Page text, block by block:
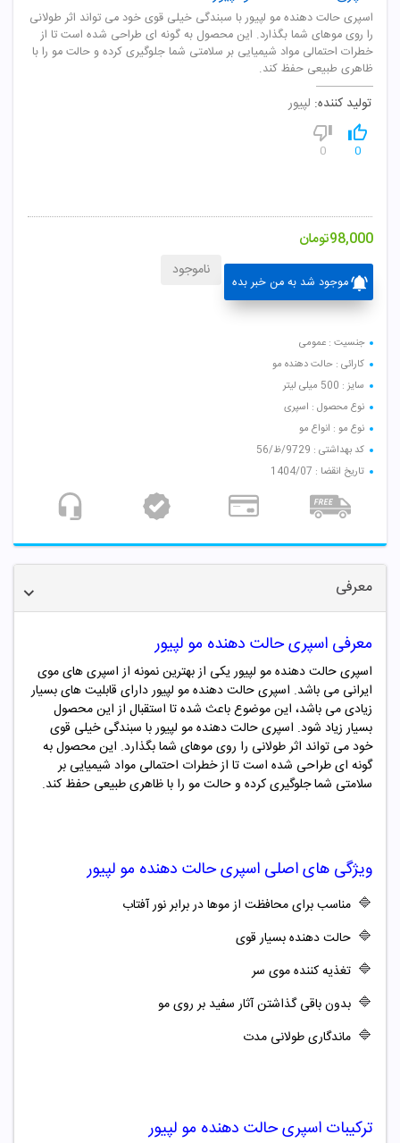
اسپری حالت دهنده مو لپیور با سبندگی خیلی قوی خود می تواند اثر طولانی
را روی موهای شما بگذارد. این محصول به گونه ای طراحی شده است تا از
خطرات احتمالی مواد شیمیایی بر سلامتی شما جلوگیری کرده و حالت مو را با
ظاهری طبیعی حفظ کند.
تولید کننده: لپیور
0
0
98,000تومان
موجود شد به من خبر بده
ناموجود
جنسیت : عمومی
کارائی : حالت دهنده مو
سایز : 500 میلی لیتر
نوع محصول : اسپری
نوع مو : انواع مو
کد بهداشتی : 9729/ظ/56
تاریخ انقضا : 1404/07
معرفی
معرفی اسپری حالت دهنده مو لپیور
اسپری حالت دهنده مو لپیور یکی از بهترین نمونه از اسپری های موی
ایرانی می باشد. اسپری حالت دهنده مو لپیوردارای قابلیت های بسیار
زیادی می باشد، این موضوع باعث شده تا استقبال از این محصول
بسیار زیاد شود. اسپری حالت دهنده مو لپیور با سبندگی خیلی قوی
خود می تواند اثر طولانی را روی موهای شما بگذارد. این محصول به
گونه ای طراحی شده است تا از خطرات احتمالی مواد شیمیایی بر
سلامتی شما جلوگیری کرده و حالت مو را با ظاهری طبیعی حفظ کند.
ویژگی های اصلی اسپری حالت دهنده مو لپیور
🔷 مناسب برای محافظت از موها در برابر نور آفتاب
🔷 حالت دهنده بسیار قوی
🔷 تغذیه کننده موی سر
🔷 بدون باقی گذاشتن آثار سفید بر روی مو
🔷 ماندگاری طولانی مدت
ترکیبات اسپری حالت دهنده مو لپیور